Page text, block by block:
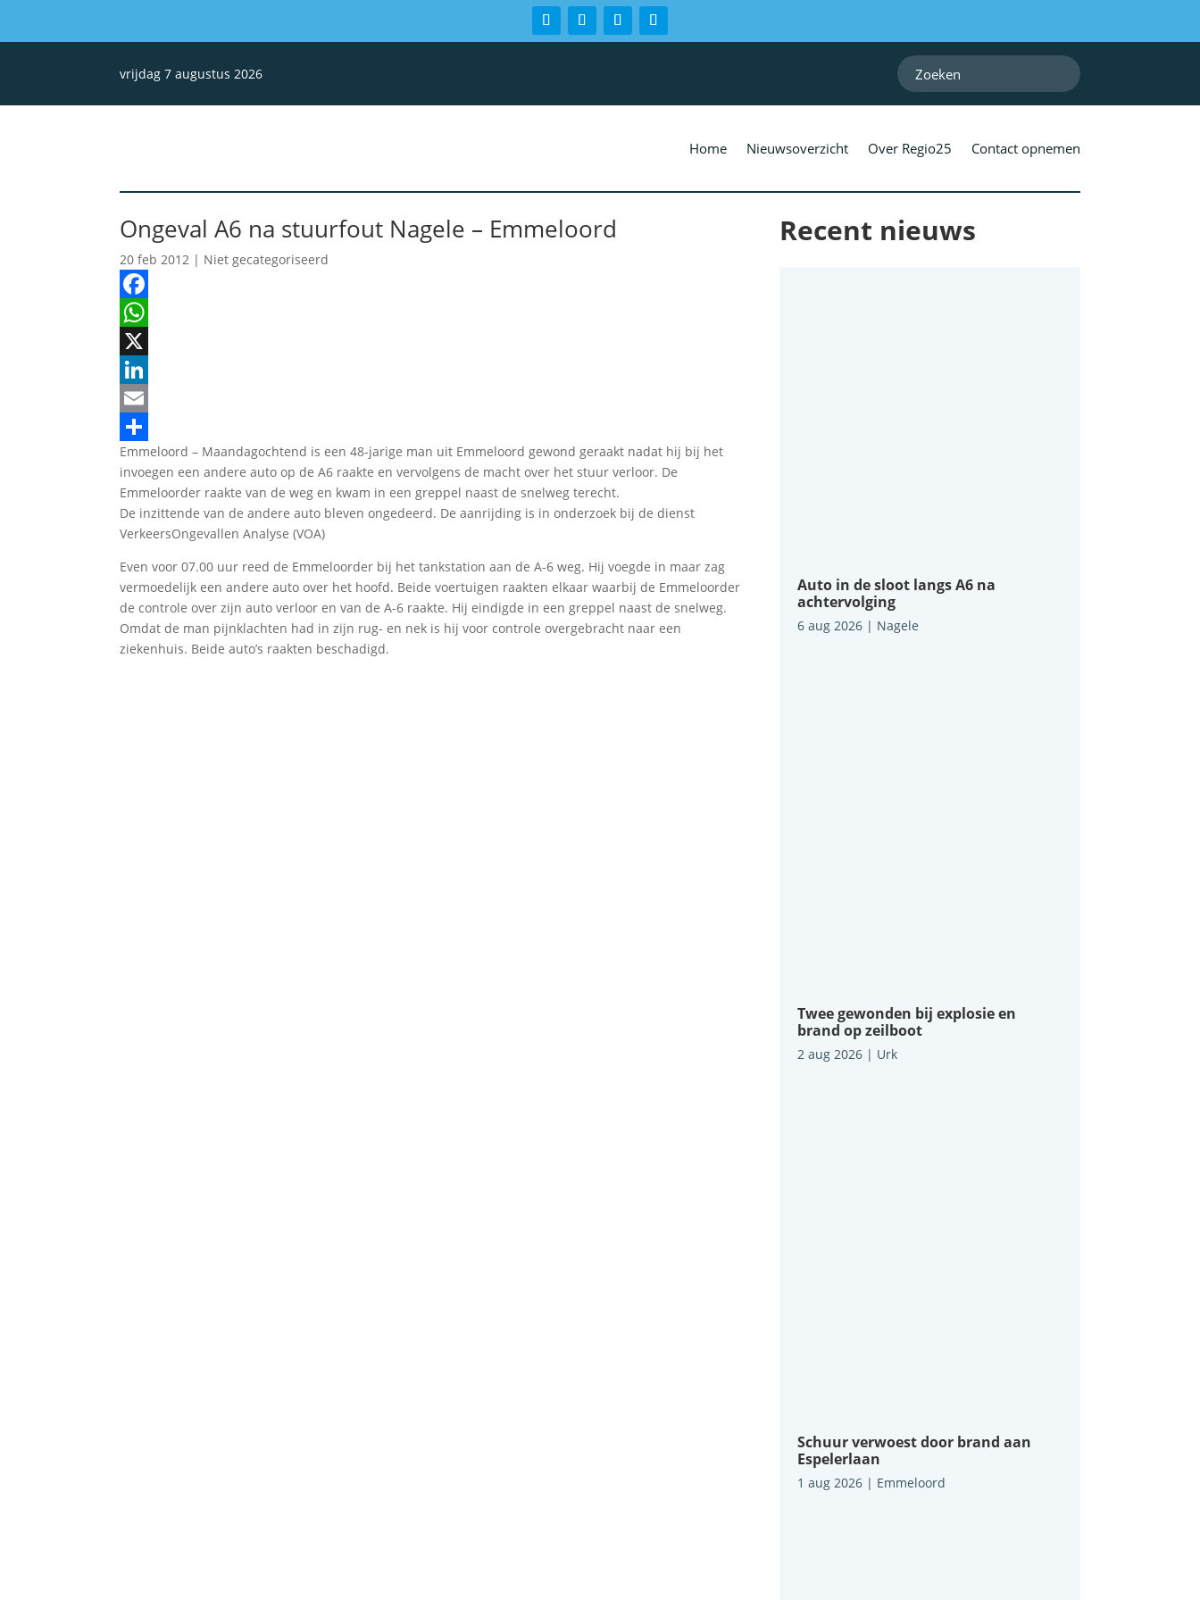
vrijdag 7 augustus 2026
Home Nieuwsoverzicht Over Regio25 Contact opnemen
Ongeval A6 na stuurfout Nagele – Emmeloord
20 feb 2012 | Niet gecategoriseerd
Facebook
WhatsApp
X
LinkedIn
Email
Delen
Emmeloord – Maandagochtend is een 48-jarige man uit Emmeloord gewond geraakt nadat hij bij het
invoegen een andere auto op de A6 raakte en vervolgens de macht over het stuur verloor. De
Emmeloorder raakte van de weg en kwam in een greppel naast de snelweg terecht.
De inzittende van de andere auto bleven ongedeerd. De aanrijding is in onderzoek bij de dienst
VerkeersOngevallen Analyse (VOA)
Even voor 07.00 uur reed de Emmeloorder bij het tankstation aan de A-6 weg. Hij voegde in maar zag
vermoedelijk een andere auto over het hoofd. Beide voertuigen raakten elkaar waarbij de Emmeloorder
de controle over zijn auto verloor en van de A-6 raakte. Hij eindigde in een greppel naast de snelweg.
Omdat de man pijnklachten had in zijn rug- en nek is hij voor controle overgebracht naar een
ziekenhuis. Beide auto’s raakten beschadigd.
Recent nieuws
Auto in de sloot langs A6 na
achtervolging
6 aug 2026| Nagele
Twee gewonden bij explosie en
brand op zeilboot
2 aug 2026| Urk
Schuur verwoest door brand aan
Espelerlaan
1 aug 2026| Emmeloord